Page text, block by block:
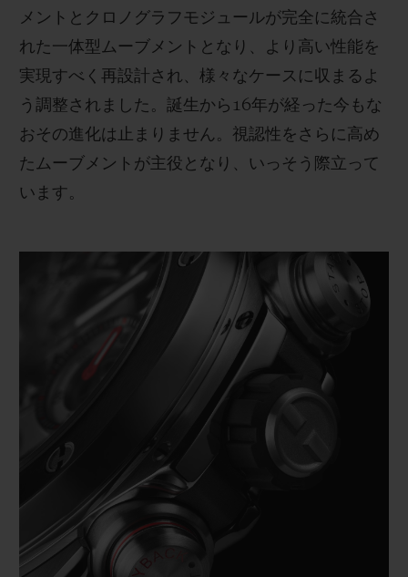
メントとクロノグラフモジュールが完全に統合さ
れた一体型ムーブメントとなり、より高い性能を
実現すべく再設計され、様々なケースに収まるよ
う調整されました。誕生から16年が経った今もな
おその進化は止まりません。視認性をさらに高め
たムーブメントが主役となり、いっそう際立って
います。